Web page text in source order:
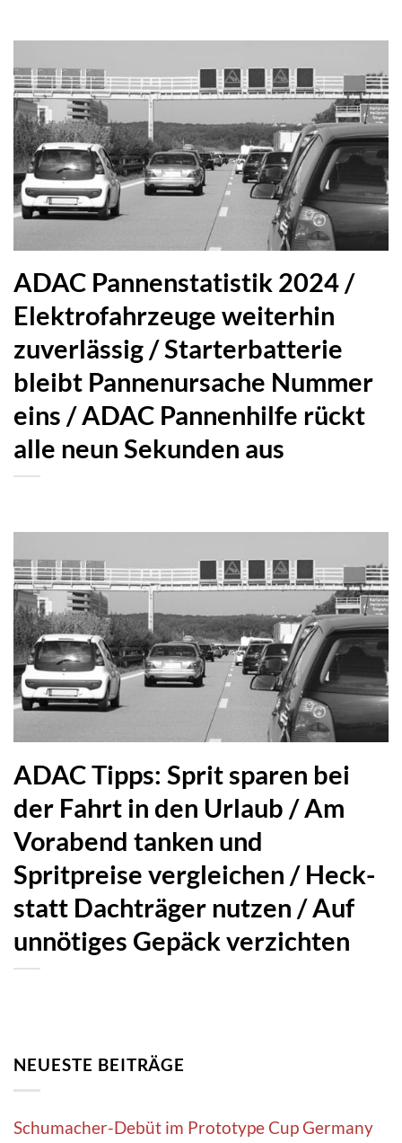
ADAC Pannenstatistik 2024 /
Elektrofahrzeuge weiterhin
zuverlässig / Starterbatterie
bleibt Pannenursache Nummer
eins / ADAC Pannenhilfe rückt
alle neun Sekunden aus
ADAC Tipps: Sprit sparen bei
der Fahrt in den Urlaub / Am
Vorabend tanken und
Spritpreise vergleichen / Heck-
statt Dachträger nutzen / Auf
unnötiges Gepäck verzichten
NEUESTE BEITRÄGE
Schumacher-Debüt im Prototype Cup Germany